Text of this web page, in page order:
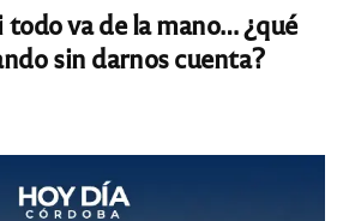
todo va de la mano… ¿qué
sin darnos cuenta?